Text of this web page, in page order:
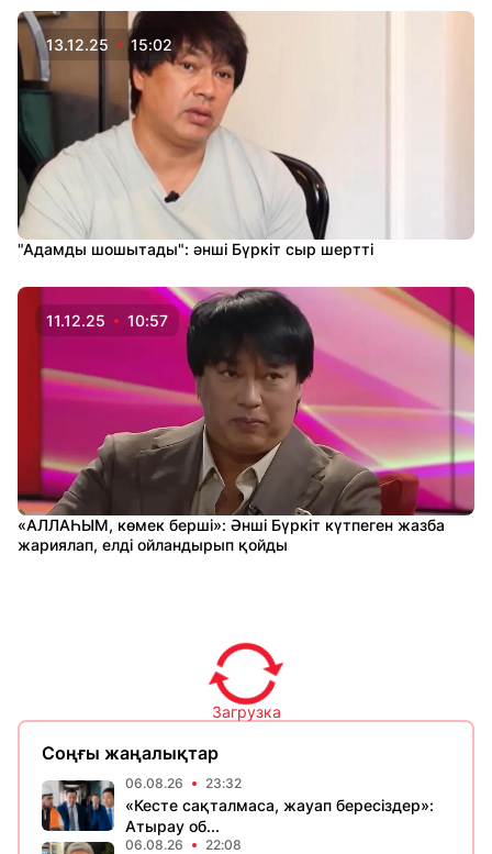
13.12.25 15:02
"Адамды шошытады": әнші Бүркіт сыр шертті
11.12.25 10:57
«АЛЛАҺЫМ, көмек берші»: Әнші Бүркіт күтпеген жазба
жариялап, елді ойландырып қойды
Загрузка
Соңғы жаңалықтар
06.08.26 23:32
«Кесте сақталмаса, жауап бересіздер»:
Атырау об...
06.08.26 22:08